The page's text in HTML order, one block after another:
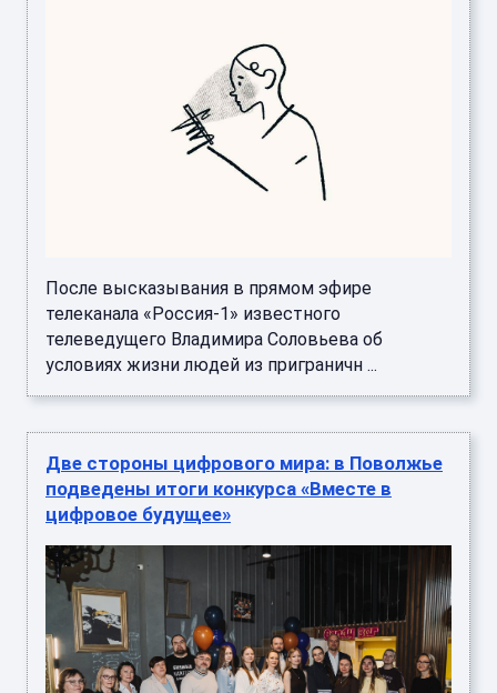
После высказывания в прямом эфире
телеканала «Россия-1» известного
телеведущего Владимира Соловьева об
условиях жизни людей из приграничн ...
Две стороны цифрового мира: в Поволжье
подведены итоги конкурса «Вместе в
цифровое будущее»